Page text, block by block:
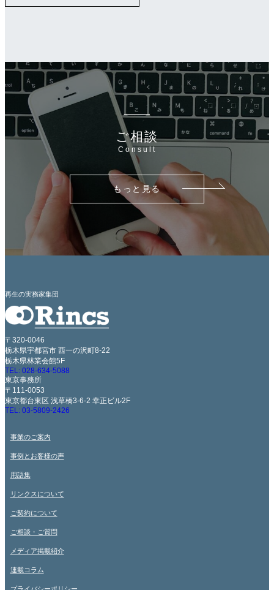
ク
ご相談
Consult
もっと見る
再生の実務家集団
〒320-0046
栃木県宇都宮市 西一の沢町8-22
栃木県林業会館5F
TEL: 028-634-5088
東京事務所
〒111-0053
東京都台東区 浅草橋3-6-2 幸正ビル2F
TEL: 03-5809-2426
事業のご案内
事例とお客様の声
用語集
リンクスについて
ご契約について
ご相談・ご質問
メディア掲載紹介
連載コラム